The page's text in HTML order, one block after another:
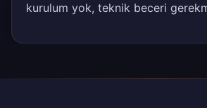
kurulum yok, teknik beceri